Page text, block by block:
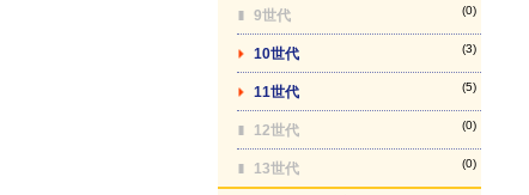
9世代 (0)
10世代 (3)
11世代 (5)
12世代 (0)
13世代 (0)